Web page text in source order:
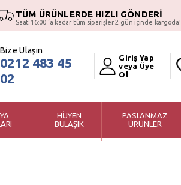
TÜM ÜRÜNLERDE HIZLI GÖNDERİ
Saat 16:00 ‘a kadar tüm siparişler 2 gün içinde kargoda!
Bize Ulaşın
0212 483 45
02
Giriş Yap
veya Üye
Ol
HİJYEN
BULAŞIK
PASLANMAZ
ÜRÜNLER